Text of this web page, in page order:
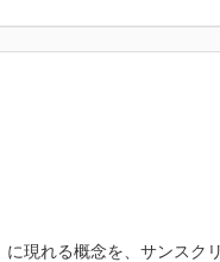
現れる概念を、サンスク